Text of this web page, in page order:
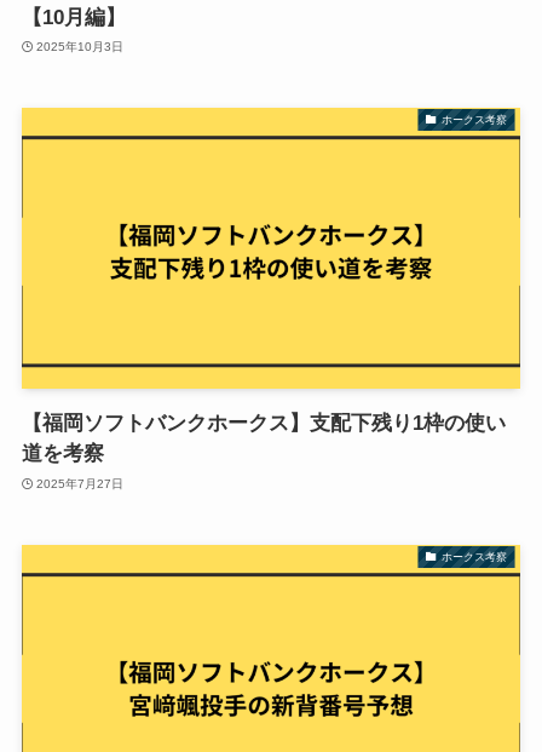
【10月編】
2025年10月3日
ホークス考察
【福岡ソフトバンクホークス】支配下残り1枠の使い
道を考察
2025年7月27日
ホークス考察